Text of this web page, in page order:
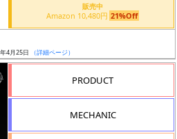
販売中
Amazon 10,480円 21%Off
4月25日 （詳細ページ）
PRODUCT
MECHANIC